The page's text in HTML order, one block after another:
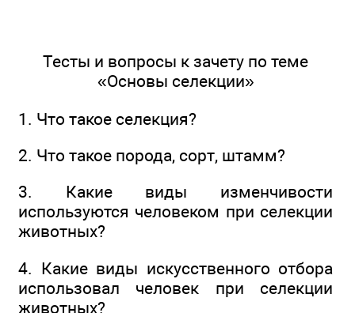
Тесты и вопросы к зачету по теме
«Основы селекции»
1. Что такое селекция?
2. Что такое порода, сорт, штамм?
3. Какие виды изменчивости
используются человеком при селекции
животных?
4. Какие виды искусственного отбора
использовал человек при селекции
животных?